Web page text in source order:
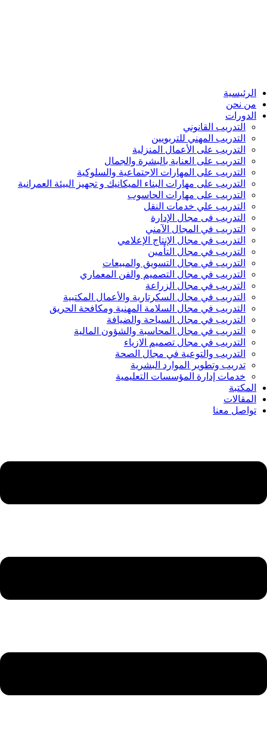
الرئيسية
من نحن
الدورات
التدريب القانوني
التدريب المهني للتربويين
التدريب على الأعمال المنزلية
التدريب على العناية بالبشرة والجمال
التدريب على المهارات الاجتماعية والسلوكية
التدريب على مهارات البناء الميكانيك و تجهيز البيئة العمرانية
التدريب على مهارات الحاسوب
التدريب علي خدمات النقل
التدريب فى مجال الإدارة
التدريب في المجال الآمني
التدريب في مجال الإنتاج الإعلامي
التدريب في مجال التأمين
التدريب في مجال التسويق والمبيعات
التدريب في مجال التصميم والفن المعماري
التدريب في مجال الزراعة
التدريب في مجال السكرتارية والأعمال المكتبية
التدريب في مجال السلامة المهنية ومكافحة الحريق
التدريب في مجال السياحة والضيافة
التدريب في مجال المحاسبة والشؤون المالية
التدريب في مجال تصميم الازياء
التدريب والتوعية في مجال الصحة
تدريب وتطوير الموارد البشرية
خدمات إدارة المؤسسات التعليمية
المكتبة
المقالات
تواصل معنا